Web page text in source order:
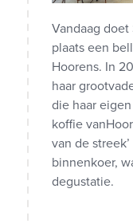
Vandaag
plaats een
Hoorens. In
haar
die haar
koffie
van de
binnenkoer,
degustatie.